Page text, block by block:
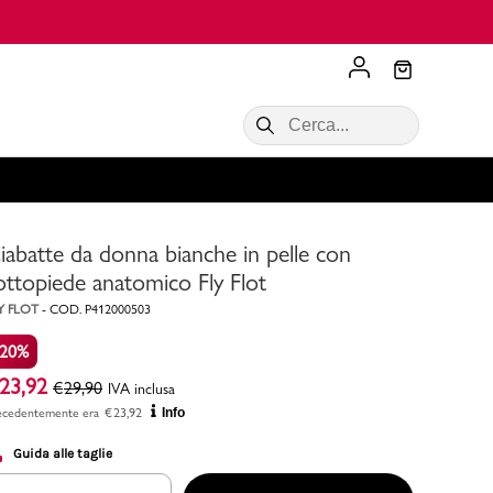
Acquista ora
CIAK
Scopri di più
Consigli
da donna bianche in pelle con
anatomico Fly Flot
FLOT- COD. P412000503
23,92 €29,90 IVA inclusa
era €23,92 Info
Guida alle taglie